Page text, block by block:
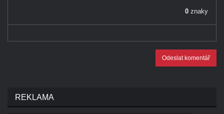
0 znaky
Odeslat komentář
REKLAMA